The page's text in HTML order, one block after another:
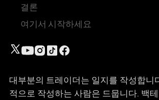
대부분의 트레이더는 일지를 작성합니
적으로 작성하는 사람은 드뭅니다. 백
결론
여기서 시작하세요